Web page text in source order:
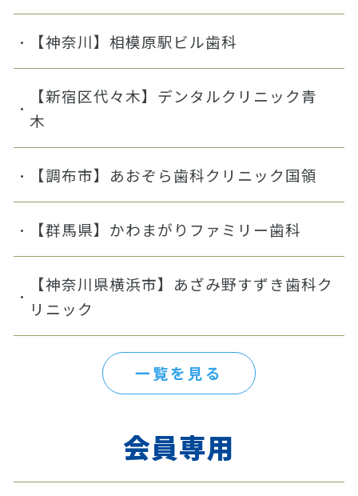
【神奈川】相模原駅ビル歯科
【新宿区代々木】デンタルクリニック青
木
【調布市】あおぞら歯科クリニック国領
【群馬県】かわまがりファミリー歯科
【神奈川県横浜市】あざみ野すずき歯科ク
リニック
一覧を見る
会員専用